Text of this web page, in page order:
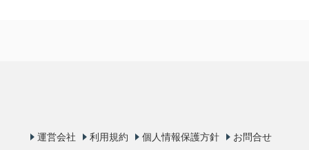
運営会社 利用規約 個人情報保護方針 お問合せ